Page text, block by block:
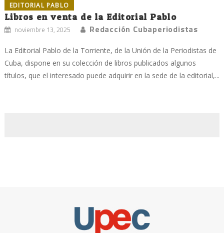
EDITORIAL PABLO
Libros en venta de la Editorial Pablo
noviembre 13, 2025 Redacción Cubaperiodistas
La Editorial Pablo de la Torriente, de la Unión de la Periodistas de
Cuba, dispone en su colección de libros publicados algunos
títulos, que el interesado puede adquirir en la sede de la editorial,...